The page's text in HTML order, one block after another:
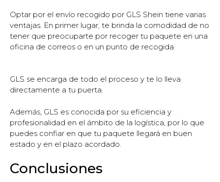
Optar por el envío recogido por GLS Shein tiene varias
ventajas. En primer lugar, te brinda la comodidad de no
tener que preocuparte por recoger tu paquete en una
oficina de correos o en un punto de recogida.
GLS se encarga de todo el proceso y te lo lleva
directamente a tu puerta.
Además, GLS es conocida por su eficiencia y
profesionalidad en el ámbito de la logística, por lo que
puedes confiar en que tu paquete llegará en buen
estado y en el plazo acordado.
Conclusiones